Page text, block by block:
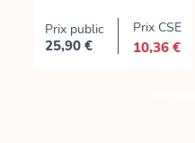
Prix public
Prix
25,90 €
Prix CSE
10,36 €